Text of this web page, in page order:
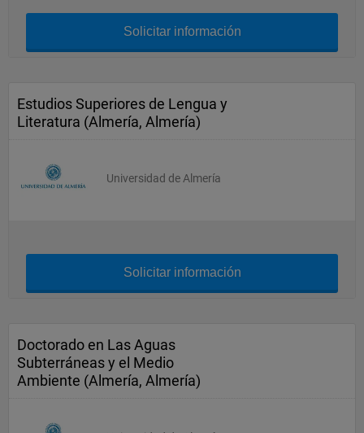
Solicitar información
Estudios Superiores de Lengua y
Literatura (Almería, Almería)
Universidad de Almería
Solicitar información
Doctorado en Las Aguas
Subterráneas y el Medio
Ambiente (Almería, Almería)